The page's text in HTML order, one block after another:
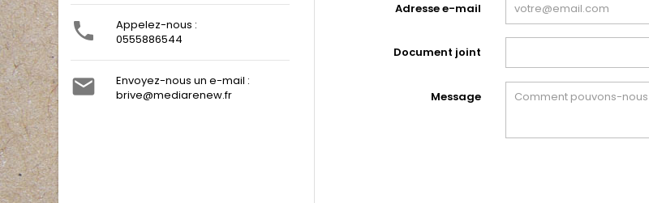

Appelez-nous :
0555886544

Envoyez-nous un e-mail :
brive@mediarenew.fr
Adresse e-mail
Document joint
Message